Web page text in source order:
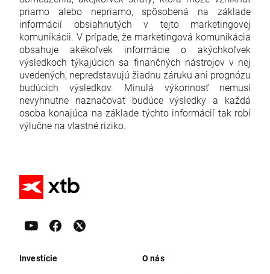
priamo alebo nepriamo, spôsobená na základe
informácií obsiahnutých v tejto marketingovej
komunikácii. V prípade, že marketingová komunikácia
obsahuje akékoľvek informácie o akýchkoľvek
výsledkoch týkajúcich sa finančných nástrojov v nej
uvedených, nepredstavujú žiadnu záruku ani prognózu
budúcich výsledkov. Minulá výkonnosť nemusí
nevyhnutne naznačovať budúce výsledky a každá
osoba konajúca na základe týchto informácií tak robí
výlučne na vlastné riziko.
Investície O nás